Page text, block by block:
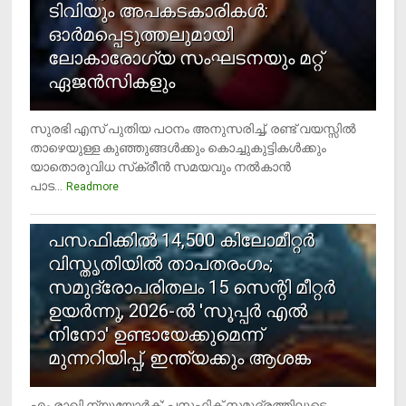
ടിവിയും അപകടകാരികള്‍:
ഓര്‍മപ്പെടുത്തലുമായി
ലോകാരോഗ്യ സംഘടനയും മറ്റ്
ഏജന്‍സികളും
സുരഭി എസ് പുതിയ പഠനം അനുസരിച്ച്, രണ്ട് വയസ്സില്‍
താഴെയുള്ള കുഞ്ഞുങ്ങള്‍ക്കും കൊച്ചുകുട്ടികള്‍ക്കും
യാതൊരുവിധ സ്‌ക്രീന്‍ സമയവും നല്‍കാന്‍
പാട...
Readmore
പസഫിക്കില്‍ 14,500 കിലോമീറ്റര്‍
വിസ്തൃതിയില്‍ താപതരംഗം;
സമുദ്രോപരിതലം 15 സെന്റി മീറ്റര്‍
ഉയര്‍ന്നു, 2026-ല്‍ 'സൂപ്പര്‍ എല്‍
നിനോ' ഉണ്ടായേക്കുമെന്ന്
മുന്നറിയിപ്പ്, ഇന്ത്യക്കും ആശങ്ക